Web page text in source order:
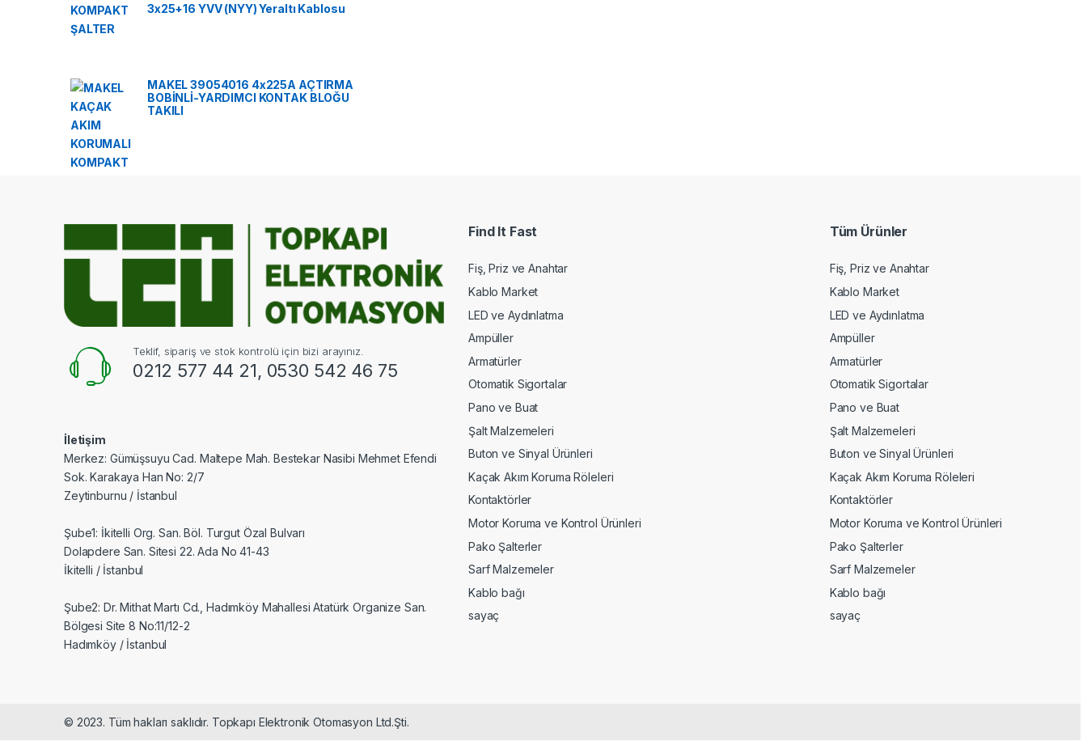
3x25+16 YVV (NYY) Yeraltı Kablosu
MAKEL 39054016 4x225A AÇTIRMA
BOBİNLİ-YARDIMCI KONTAK BLOĞU
TAKILI
Teklif, sipariş ve stok kontrolü için bizi arayınız.
0212 577 44 21, 0530 542 46 75
İletişim
Merkez: Gümüşsuyu Cad. Maltepe Mah. Bestekar Nasibi Mehmet Efendi
Sok. Karakaya Han No: 2/7
Zeytinburnu / İstanbul
Şube1: İkitelli Org. San. Böl. Turgut Özal Bulvarı
Dolapdere San. Sitesi 22. Ada No 41-43
İkitelli / İstanbul
Şube2: Dr. Mithat Martı Cd., Hadımköy Mahallesi Atatürk Organize San.
Bölgesi Site 8 No:11/12-2
Hadımköy / İstanbul
Find It Fast
Fiş, Priz ve Anahtar
Kablo Market
LED ve Aydınlatma
Ampüller
Armatürler
Otomatik Sigortalar
Pano ve Buat
Şalt Malzemeleri
Buton ve Sinyal Ürünleri
Kaçak Akım Koruma Röleleri
Kontaktörler
Motor Koruma ve Kontrol Ürünleri
Pako Şalterler
Sarf Malzemeler
Kablo bağı
sayaç
Tüm Ürünler
Fiş, Priz ve Anahtar
Kablo Market
LED ve Aydınlatma
Ampüller
Armatürler
Otomatik Sigortalar
Pano ve Buat
Şalt Malzemeleri
Buton ve Sinyal Ürünleri
Kaçak Akım Koruma Röleleri
Kontaktörler
Motor Koruma ve Kontrol Ürünleri
Pako Şalterler
Sarf Malzemeler
Kablo bağı
sayaç
© 2023. Tüm hakları saklıdır. Topkapı Elektronik Otomasyon Ltd.Şti.